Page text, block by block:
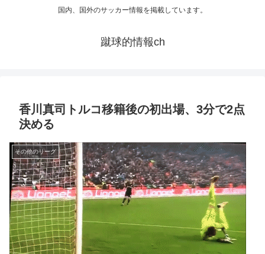
国内、国外のサッカー情報を掲載しています。
蹴球的情報ch
香川真司トルコ移籍後の初出場、3分で2点
決める
その他のリーグ